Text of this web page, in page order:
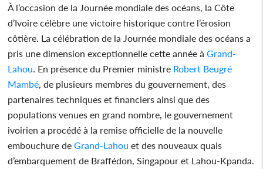
À l’occasion de la Journée mondiale des océans, la Côte
d’Ivoire célèbre une victoire historique contre l’érosion
côtière. La célébration de la Journée mondiale des océans a
pris une dimension exceptionnelle cette année àGrand-
Lahou . En présence du Premier ministre Robert Beugré
Mambé , de plusieurs membres du gouvernement, des
partenaires techniques et financiers ainsi que des
populations venues en grand nombre, le gouvernement
ivoirien a procédé à la remise officielle de la nouvelle
embouchure deGrand-Lahou et des nouveaux quais
d’embarquement de Braffédon, Singapour et Lahou-Kpanda.